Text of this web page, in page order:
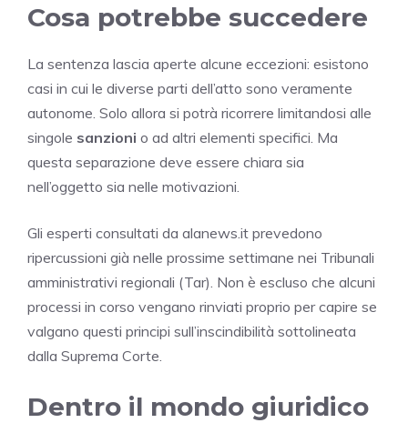
Cosa potrebbe succedere
La sentenza lascia aperte alcune eccezioni: esistono
casi in cui le diverse parti dell’atto sono veramente
autonome. Solo allora si potrà ricorrere limitandosi alle
singole sanzioni o ad altri elementi specifici. Ma
questa separazione deve essere chiara sia
nell’oggetto sia nelle motivazioni.
Gli esperti consultati da alanews.it prevedono
ripercussioni già nelle prossime settimane nei Tribunali
amministrativi regionali (Tar). Non è escluso che alcuni
processi in corso vengano rinviati proprio per capire se
valgano questi principi sull’inscindibilità sottolineata
dalla Suprema Corte.
Dentro il mondo giuridico